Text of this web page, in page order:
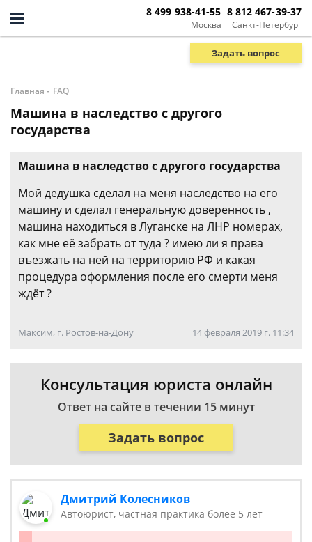
Москва
8 499 938-41-55
Санкт-Петербург
8 812 467-39-37
Задать вопрос
Главная - FAQ
Машина в наследство с другого
государства
Машина в наследство с другого государства
Мой дедушка сделал на меня наследство на его
машину и сделал генеральную доверенность ,
машина находиться в Луганске на ЛНР номерах,
как мне её забрать от туда ? имею ли я права
въезжать на ней на территорию РФ и какая
процедура оформления после его смерти меня
ждёт ?
Максим, г. Ростов-на-Дону 14 февраля 2019 г. 11:34
Консультация юриста онлайн
Ответ на сайте в течении 15 минут
Задать вопрос
Дмитрий Колесников
Автоюрист, частная практика более 5 лет